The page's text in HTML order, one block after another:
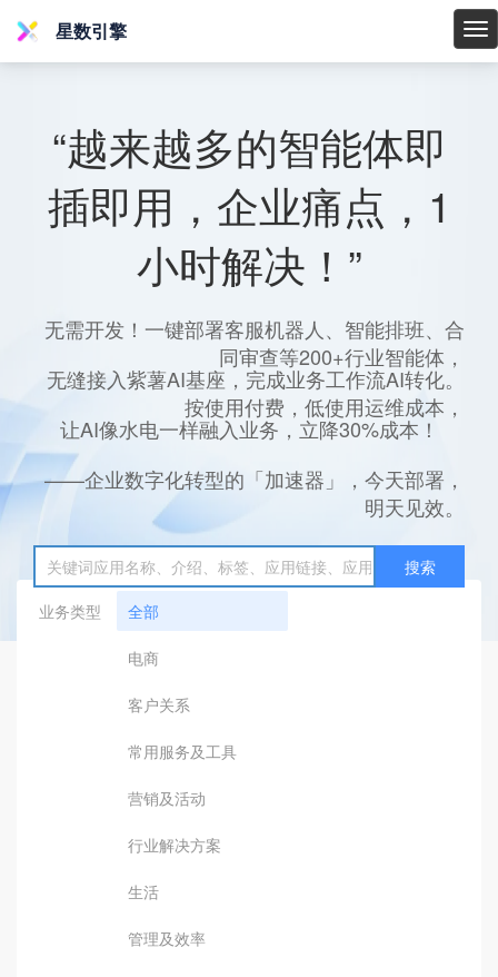
星
星数引擎
“越来越多的智能体即
插即用，企业痛点，1
小时解决！”
无需开发！一键部署客服机器人、智能排班、合
同审查等200+行业智能体，
无缝接入紫薯AI基座，完成业务工作流AI转化。
按使用付费，低使用运维成本，
让AI像水电一样融入业务，立降30%成本！
——企业数字化转型的「加速器」，今天部署，
明天见效。
搜索
业务类型
全部
电商
客户关系
常用服务及工具
营销及活动
行业解决方案
生活
管理及效率